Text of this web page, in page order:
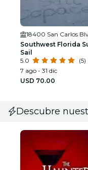
18400 San Carlos
Southwest Florida
Sail
5.0
(5)
7 ago - 31 dic
USD 70.00
Descubre